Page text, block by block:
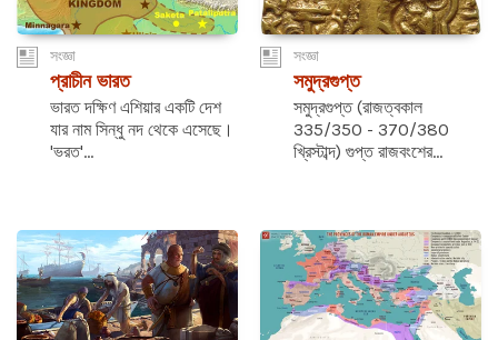
সংজ্ঞা
প্রাচীন ভারত
ভারত দক্ষিণ এশিয়ার একটি দেশ
যার নাম সিন্ধু নদ থেকে এসেছে।
'ভরত'...
সংজ্ঞা
সমুদ্রগুপ্ত
সমুদ্রগুপ্ত (রাজত্বকাল
335/350 - 370/380
খ্রিস্টাব্দ) গুপ্ত রাজবংশের...